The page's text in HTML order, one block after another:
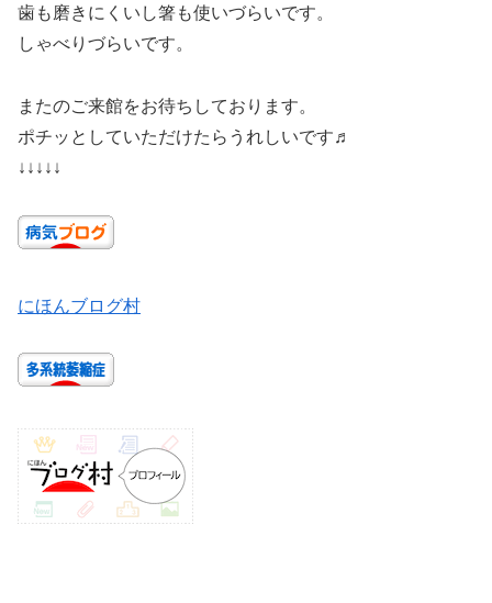
歯も磨きにくいし箸も使いづらいです。
しゃべりづらいです。
またのご来館をお待ちしております。
ポチッとしていただけたらうれしいです♬
↓↓↓↓↓
にほんブログ村